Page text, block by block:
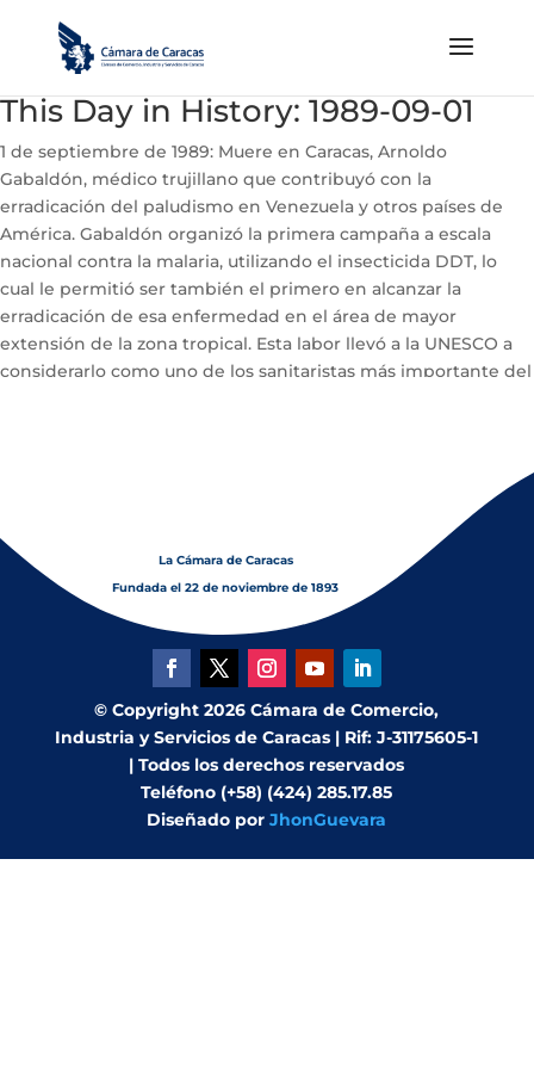
This Day in History: 1989-09-01
1 de septiembre de 1989: Muere en Caracas, Arnoldo
Gabaldón, médico trujillano que contribuyó con la
erradicación del paludismo en Venezuela y otros países de
América. Gabaldón organizó la primera campaña a escala
nacional contra la malaria, utilizando el insecticida DDT, lo
cual le permitió ser también el primero en alcanzar la
erradicación de esa enfermedad en el área de mayor
extensión de la zona tropical. Esta labor llevó a la UNESCO a
considerarlo como uno de los sanitaristas más importante del
La Cámara de Caracas
Fundada el 22 de noviembre de 1893
© Copyright 2026 Cámara de Comercio,
Industria y Servicios de Caracas | Rif: J-31175605-1
| Todos los derechos reservados
Teléfono (+58) (424) 285.17.85
Diseñado porJhonGuevara